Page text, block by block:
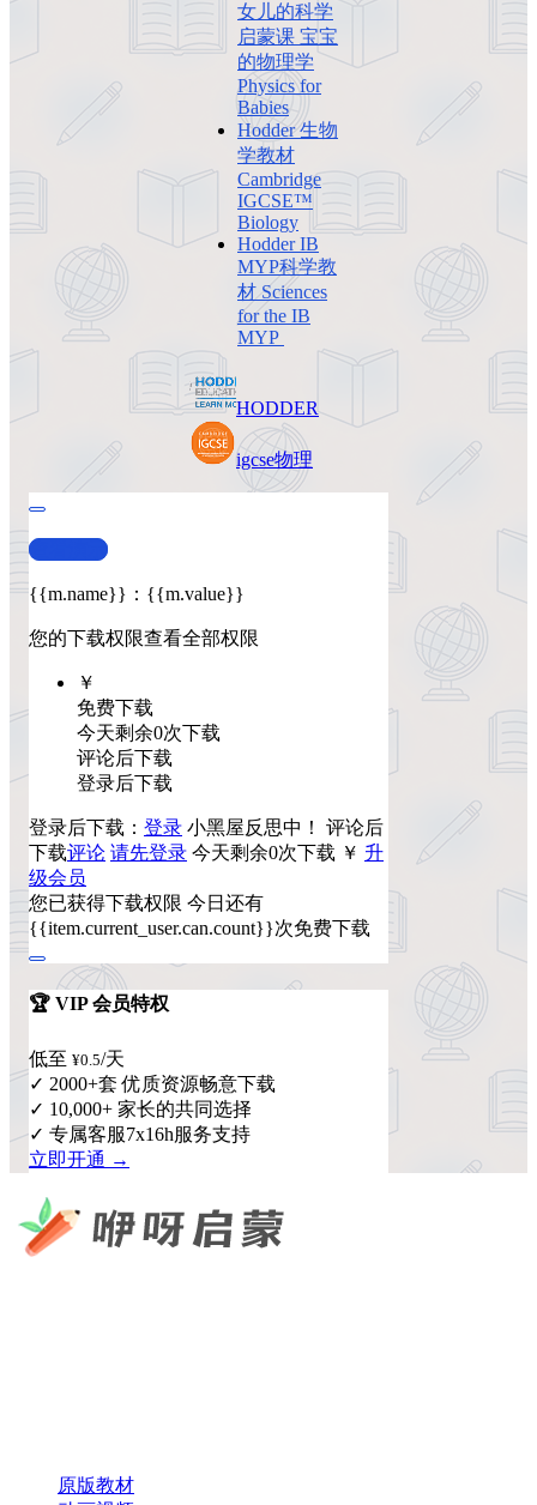
女儿的科学
启蒙课 宝宝
的物理学
Physics for
Babies
Hodder 生物
学教材
Cambridge
IGCSE™
Biology
Hodder IB
MYP科学教
材 Sciences
for the IB
MYP
HODDER
igcse物理
查看演示
{{m.name}} ： {{m.value}}
您的下载权限查看全部权限
￥
免费下载
今天剩余0次下载
评论后下载
登录后下载
登录后下载： 登录 小黑屋反思中！ 评论后
下载评论 请先登录 今天剩余0次下载 ￥ 升
级会员
您已获得下载权限 今日还有
{{item.current_user.can.count}}次免费下载
🏆 VIP 会员特权
低至 ¥0.5/天
✓ 2000+套 优质资源畅意下载
✓ 10,000+ 家长的共同选择
✓ 专属客服7x16h服务支持
立即开通 →
原版教材